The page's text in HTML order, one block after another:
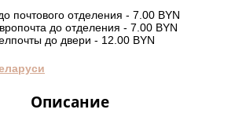
почтового отделения - 7.00 BYN
до отделения - 7.00 BYN
до двери - 12.00 BYN
Описание